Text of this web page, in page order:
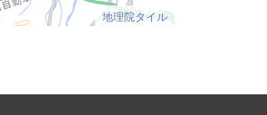
地理院タイル